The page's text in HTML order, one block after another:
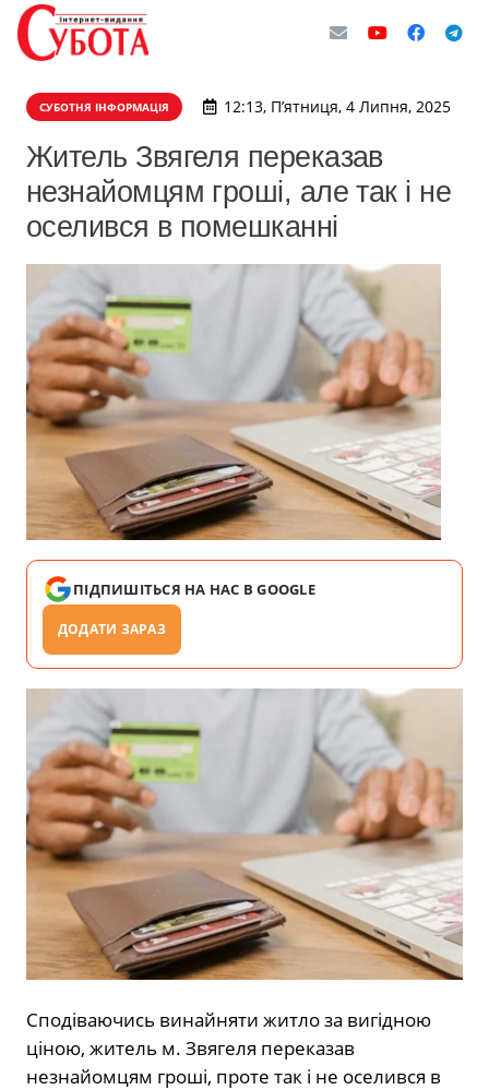
СУБОТНЯ ІНФОРМАЦІЯ 12:13, П’ятниця, 4 Липня, 2025
Житель Звягеля переказав
незнайомцям гроші, але так і не
оселився в помешканні
ПІДПИШІТЬСЯ НА НАС В GOOGLE
ДОДАТИ ЗАРАЗ
Сподіваючись винайняти житло за вигідною
ціною, житель м. Звягеля переказав
незнайомцям гроші, проте так і не оселився в